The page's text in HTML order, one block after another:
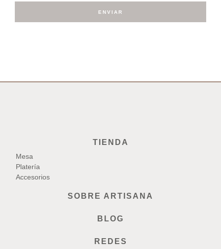
ENVIAR
TIENDA
Mesa
Platería
Accesorios
SOBRE ARTISANA
BLOG
REDES